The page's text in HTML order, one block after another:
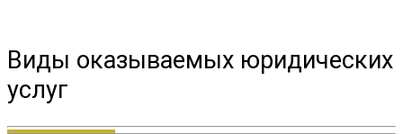
Виды оказываемых юридических
услуг